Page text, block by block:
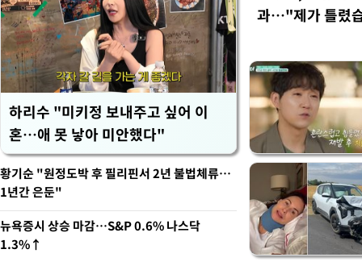
하리수 "미키정 보내주고 싶어 이
혼…애 못 낳아 미안했다"
과…"제가 틀렸
황기순 "원정도박 후 필리핀서 2년 불법체류…
1년간 은둔"
뉴욕증시 상승 마감…S&P 0.6% 나스닥
1.3%↑